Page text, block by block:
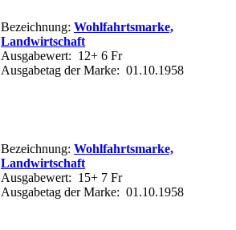
Bezeichnung: Wohlfahrtsmarke,
Landwirtschaft
Ausgabewert: 12+ 6 Fr
Ausgabetag der Marke: 01.10.1958
Bezeichnung: Wohlfahrtsmarke,
Landwirtschaft
Ausgabewert: 15+ 7 Fr
Ausgabetag der Marke: 01.10.1958